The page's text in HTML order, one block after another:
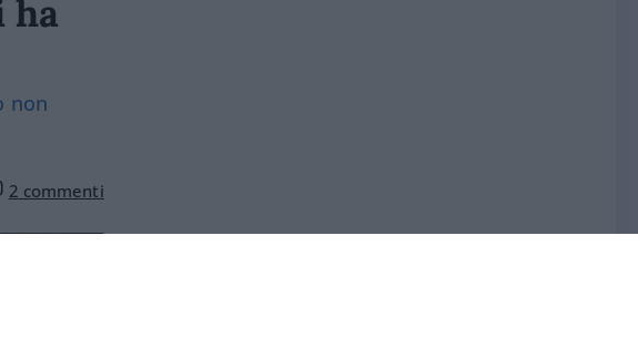
ha
non
2 commenti